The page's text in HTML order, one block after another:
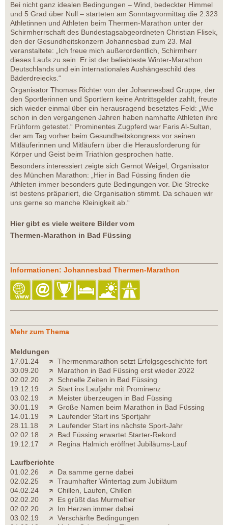
Bei nicht ganz idealen Bedingungen – Wind, bedeckter Himmel
und 5 Grad über Null – starteten am Sonntagvormittag die 2.323
Athletinnen und Athleten beim Thermen-Marathon unter der
Schirmherrschaft des Bundestagsabgeordneten Christian Flisek,
den der Gesundheitskonzern Johannesbad zum 23. Mal
veranstaltete: „Ich freue mich außerordentlich, Schirmherr
dieses Laufs zu sein. Er ist der beliebteste Winter-Marathon
Deutschlands und ein internationales Aushängeschild des
Bäderdreiecks.“
Organisator Thomas Richter von der Johannesbad Gruppe, der
den Sportlerinnen und Sportlern keine Antrittsgelder zahlt, freute
sich wieder einmal über ein herausragend besetztes Feld: „Wie
schon in den vergangenen Jahren haben namhafte Athleten ihre
Frühform getestet.“ Prominentes Zugpferd war Faris Al-Sultan,
der am Tag vorher beim Gesundheitskongress vor seinen
Mitläuferinnen und Mitläufern über die Herausforderung für
Körper und Geist beim Triathlon gesprochen hatte.
Besonders interessiert zeigte sich Gernot Weigel, Organisator
des München Marathon: „Hier in Bad Füssing finden die
Athleten immer besonders gute Bedingungen vor. Die Strecke
ist bestens präpariert, die Organisation stimmt. Da schauen wir
uns gerne so manche Kleinigkeit ab.“
Hier gibt es viele weitere Bilder vom
Thermen-Marathon in Bad Füssing
Informationen: Johannesbad Thermen-Marathon
Mehr zum Thema
Meldungen
17.01.24
Thermenmarathon setzt Erfolgsgeschichte fort
30.09.20
Marathon in Bad Füssing erst wieder 2022
02.02.20
Schnelle Zeiten in Bad Füssing
19.12.19
Start ins Laufjahr mit Prominenz
03.02.19
Meister überzeugen in Bad Füssing
30.01.19
Große Namen beim Marathon in Bad Füssing
14.01.19
Laufender Start ins Sportjahr
28.11.18
Laufender Start ins nächste Sport-Jahr
02.02.18
Bad Füssing erwartet Starter-Rekord
19.12.17
Regina Halmich eröffnet Jubiläums-Lauf
Laufberichte
01.02.26
Da samme gerne dabei
02.02.25
Traumhafter Wintertag zum Jubiläum
04.02.24
Chillen, Laufen, Chillen
02.02.20
Es grüßt das Murmeltier
02.02.20
Im Herzen immer dabei
03.02.19
Verschärfte Bedingungen